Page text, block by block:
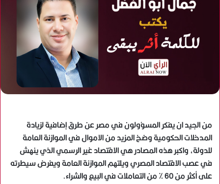
من الجيد ان يفكر المسؤولون في مصر عن طرق إضافية لزيادة
المدخلات الحكومية وضخ المزيد من الاموال في الموازنة العامة
للدولة، واكبر هذه المصادر هي الاقتصاد غير الرسمي الذي ينهش
في عصب الاقتصاد المصري ويلتهم الموازنة العامة ويفرض سيطرته
على أكثر من 60 % من التعاملات في البيع والشراء.